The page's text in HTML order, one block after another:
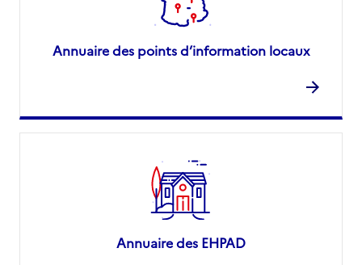
Annuaire des points d’information locaux
Annuaire des EHPAD